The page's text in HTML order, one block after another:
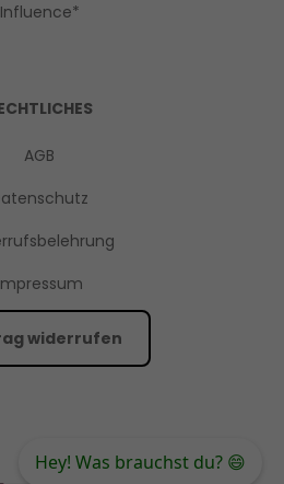
Influence*
AGB
widerrufen
Hey! Was brauchst du? 😄